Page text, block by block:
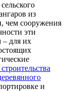
из
чем сооружения
эти
– для их
и